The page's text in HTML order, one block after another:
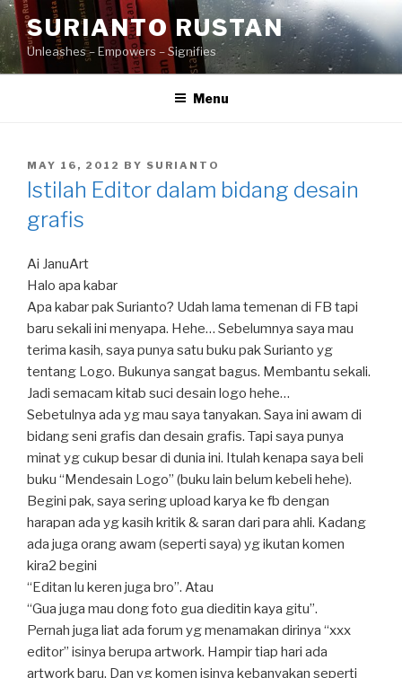
Skip
to
content
SURIANTO RUSTAN
Unleashes – Empowers – Signifies
Menu
POSTED
ON
MAY 16, 2012 BY SURIANTO
Istilah Editor dalam bidang desain
grafis
Ai JanuArt
Halo apa kabar
Apa kabar pak Surianto? Udah lama temenan di FB tapi
baru sekali ini menyapa. Hehe… Sebelumnya saya mau
terima kasih, saya punya satu buku pak Surianto yg
tentang Logo. Bukunya sangat bagus. Membantu sekali.
Jadi semacam kitab suci desain logo hehe…
Sebetulnya ada yg mau saya tanyakan. Saya ini awam di
bidang seni grafis dan desain grafis. Tapi saya punya
minat yg cukup besar di dunia ini. Itulah kenapa saya beli
buku “Mendesain Logo” (buku lain belum kebeli hehe).
Begini pak, saya sering upload karya ke fb dengan
harapan ada yg kasih kritik & saran dari para ahli. Kadang
ada juga orang awam (seperti saya) yg ikutan komen
kira2 begini
“Editan lu keren juga bro”. Atau
“Gua juga mau dong foto gua dieditin kaya gitu”.
Pernah juga liat ada forum yg menamakan dirinya “xxx
editor” isinya berupa artwork. Hampir tiap hari ada
artwork baru. Dan yg komen isinya kebanyakan seperti